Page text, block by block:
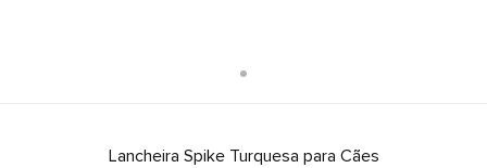
Lancheira Spike Turquesa para Cães